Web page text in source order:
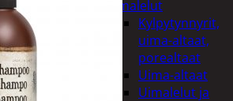
uimalelut
Kylpytynnyrit,
uima-altaat,
porealtaat
Uima-altaat
Uimalelut ja